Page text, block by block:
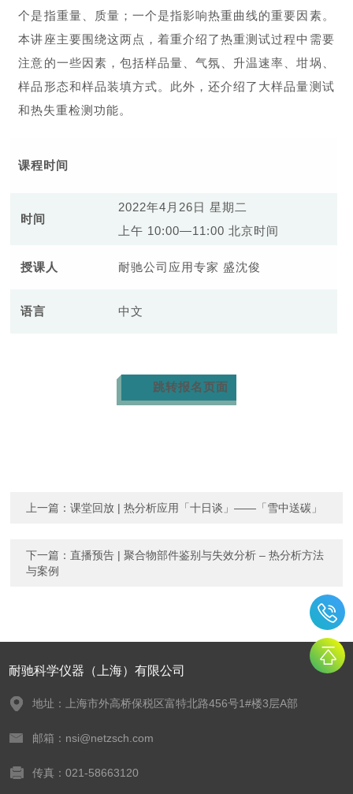
个是指重量、质量；一个是指影响热重曲线的重要因素。
本讲座主要围绕这两点，着重介绍了热重测试过程中需要
注意的一些因素，包括样品量、气氛、升温速率、坩埚、
样品形态和样品装填方式。此外，还介绍了大样品量测试
和热失重检测功能。
课程时间
时间
2022年4月26日 星期二
上午 10:00—11:00 北京时间
授课人 耐驰公司应用专家 盛沈俊
语言 中文
跳转报名页面
上一篇：课堂回放 | 热分析应用「十日谈」——「雪中送碳」
下一篇：直播预告 | 聚合物部件鉴别与失效分析 – 热分析方法
与案例
耐驰科学仪器（上海）有限公司
地址：上海市外高桥保税区富特北路456号1#楼3层A部
邮箱：nsi@netzsch.com
传真：021-58663120